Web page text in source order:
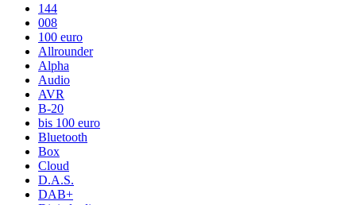
144
008
100 euro
Allrounder
Alpha
Audio
AVR
B-20
bis 100 euro
Bluetooth
Box
Cloud
D.A.S.
DAB+